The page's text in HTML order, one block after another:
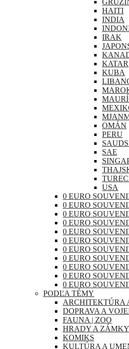
HAITI
INDIA
IRAK
KATAR
KUBA
OMÁN
PERU
SAE
USA
0 EURO
0 EURO
0 EURO
0 EURO
0 EURO
0 EURO
0 EURO
0 EURO
0 EURO
0 EURO
0 EURO
PODĽA TÉMY
ARCHITEKTÚRA
DOPRAVA A
FAUNA | ZOO
HRADY A ZÁMKY
KOMIKS
KULTÚRA A